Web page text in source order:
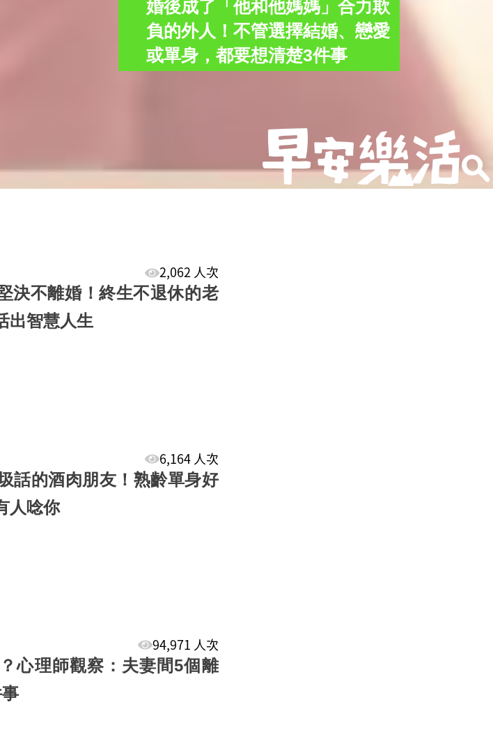
婚後成了「他和他媽媽」合力欺
負的外人！不管選擇結婚、戀愛
或單身，都要想清楚3件事
2,062 人次
決不離婚！終生不退休的老
出智慧人生
6,164 人次
話的酒肉朋友！熟齡單身好
人唸你
94,971 人次
心理師觀察：夫妻間5個離